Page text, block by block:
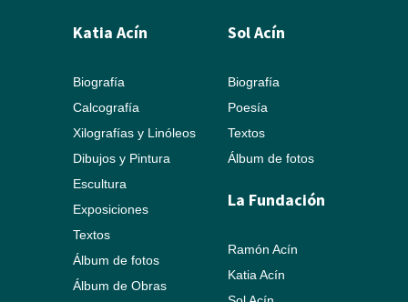
Katia Acín
Biografía
Calcografía
Xilografías y Linóleos
Dibujos y Pintura
Escultura
Exposiciones
Textos
Álbum de fotos
Álbum de Obras
Sol Acín
Biografía
Poesía
Textos
Álbum de fotos
La Fundación
Ramón Acín
Katia Acín